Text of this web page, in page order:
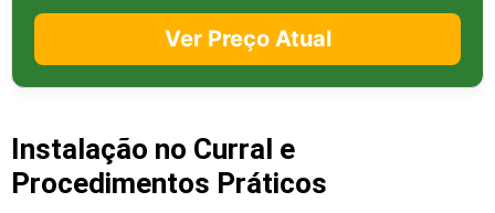
Ver Preço Atual
Instalação no Curral e
Procedimentos Práticos